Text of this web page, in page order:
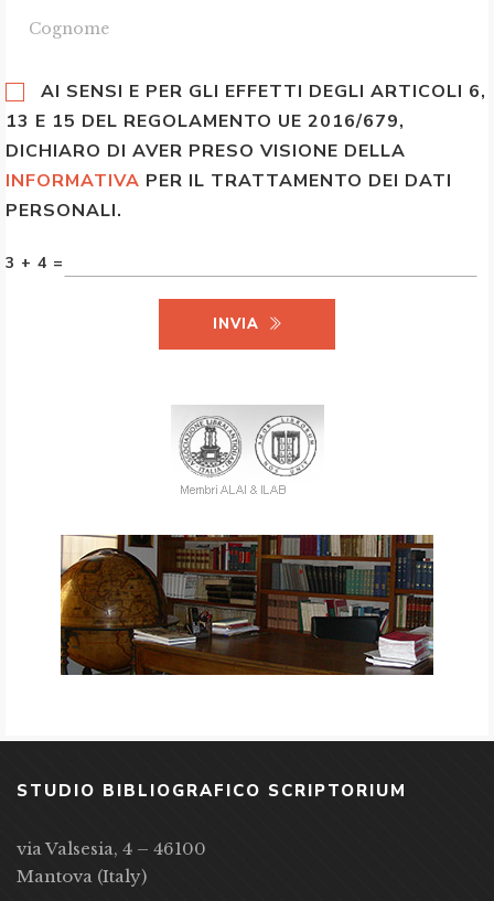
AI SENSI E PER GLI EFFETTI DEGLI ARTICOLI 6,
13 E 15 DEL REGOLAMENTO UE 2016/679,
DICHIARO DI AVER PRESO VISIONE DELLA
INFORMATIVA PER IL TRATTAMENTO DEI DATI
PERSONALI.
3 + 4 =
INVIA
STUDIO BIBLIOGRAFICO SCRIPTORIUM
via Valsesia, 4 – 46100
Mantova (Italy)